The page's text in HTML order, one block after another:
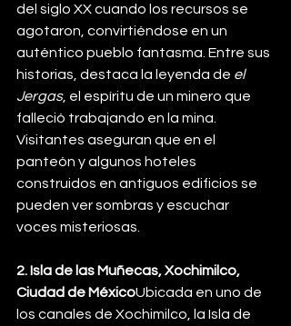
del siglo XX cuando los recursos se
agotaron, convirtiéndose en un
auténtico pueblo fantasma. Entre sus
historias, destaca la leyenda de el
Jergas, el espíritu de un minero que
falleció trabajando en la mina.
Visitantes aseguran que en el
panteón y algunos hoteles
construidos en antiguos edificios se
pueden ver sombras y escuchar
voces misteriosas.
2. Isla de las Muñecas, Xochimilco,
Ciudad de MéxicoUbicada en uno de
los canales de Xochimilco, la Isla de